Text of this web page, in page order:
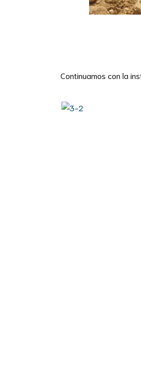
Continuamos con la